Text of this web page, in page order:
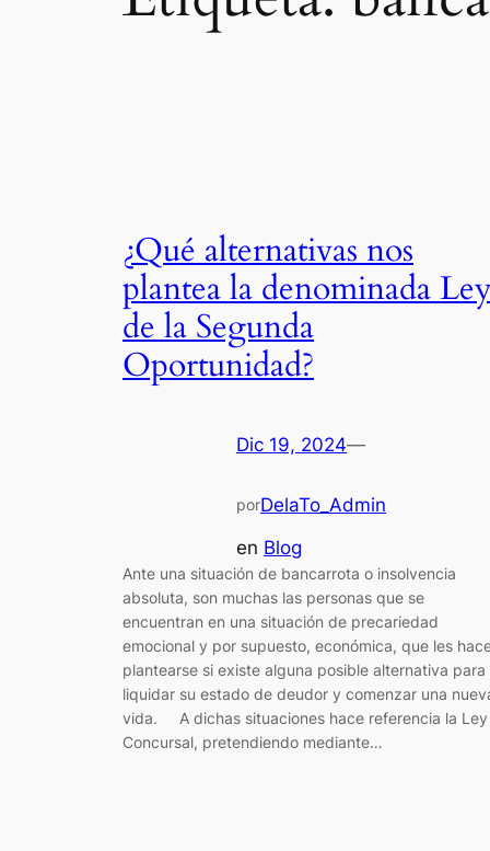
¿Qué alternativas nos
plantea la denominada
de la Segunda
Oportunidad?
Dic 19, 2024—
porDelaTo_Admin
en Blog
Ante una situación de bancarrota o insolvencia
absoluta, son muchas las personas que se
encuentran en una situación de precariedad
emocional y por supuesto, económica, que les
plantearse si existe alguna posible alternativa para
liquidar su estado de deudor y comenzar una
vida. A dichas situaciones hace referencia la Ley
Concursal, pretendiendo mediante…